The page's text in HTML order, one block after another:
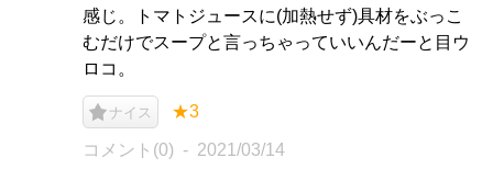
感じ。トマトジュースに(加熱せず)具材をぶっこ
むだけでスープと言っちゃっていいんだーと目ウ
ロコ。
ナイス ★3
コメント(0) 2021/03/14